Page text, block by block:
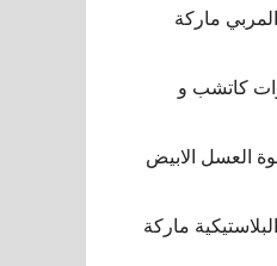
ماركة
كاتشب و
العسل الابيض
ماركة